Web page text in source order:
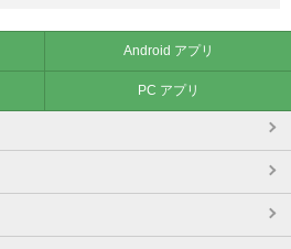
Android アプリ
PC アプリ